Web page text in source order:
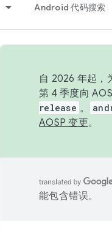
Android 代码搜索
自 2026 年起，
第 4 季度向
release 。
AOSP 变更。
能包含错误。